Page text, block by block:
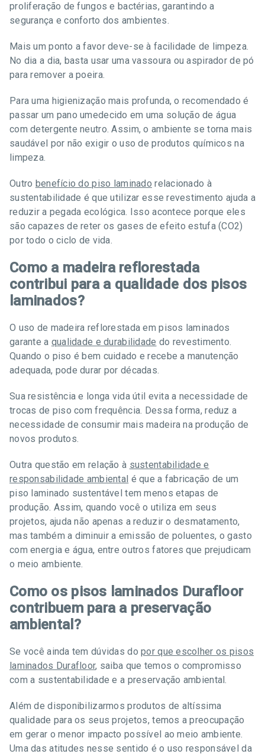
proliferação de fungos e bactérias, garantindo a
segurança e conforto dos ambientes.
Mais um ponto a favor deve-se à facilidade de limpeza.
No dia a dia, basta usar uma vassoura ou aspirador de pó
para remover a poeira.
Para uma higienização mais profunda, o recomendado é
passar um pano umedecido em uma solução de água
com detergente neutro. Assim, o ambiente se torna mais
saudável por não exigir o uso de produtos químicos na
limpeza.
Outro benefício do piso laminado relacionado à
sustentabilidade é que utilizar esse revestimento ajuda a
reduzir a pegada ecológica. Isso acontece porque eles
são capazes de reter os gases de efeito estufa (CO2)
por todo o ciclo de vida.
Como a madeira reflorestada
contribui para a qualidade dos pisos
laminados?
O uso de madeira reflorestada em pisos laminados
garante a qualidade e durabilidade do revestimento.
Quando o piso é bem cuidado e recebe a manutenção
adequada, pode durar por décadas.
Sua resistência e longa vida útil evita a necessidade de
trocas de piso com frequência. Dessa forma, reduz a
necessidade de consumir mais madeira na produção de
novos produtos.
Outra questão em relação à sustentabilidade e
responsabilidade ambiental é que a fabricação de um
piso laminado sustentável tem menos etapas de
produção. Assim, quando você o utiliza em seus
projetos, ajuda não apenas a reduzir o desmatamento,
mas também a diminuir a emissão de poluentes, o gasto
com energia e água, entre outros fatores que prejudicam
o meio ambiente.
Como os pisos laminados Durafloor
contribuem para a preservação
ambiental?
Se você ainda tem dúvidas dopor que escolher os pisos
laminados Durafloor, saiba que temos o compromisso
com a sustentabilidade e a preservação ambiental.
Além de disponibilizarmos produtos de altíssima
qualidade para os seus projetos, temos a preocupação
em gerar o menor impacto possível ao meio ambiente.
Uma das atitudes nesse sentido é o uso responsável da